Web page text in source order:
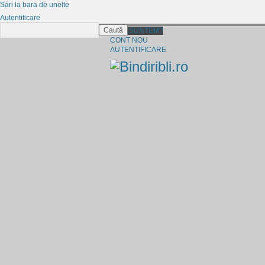
CINE SUNTEM?
CONT NOU
AUTENTIFICARE
Sari la bara de unelte
Autentificare
Caută